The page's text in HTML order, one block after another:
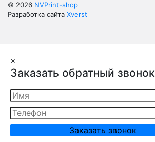
© 2026 NVPrint-shop
Разработка сайта Xverst
×
Заказать обратный звонок